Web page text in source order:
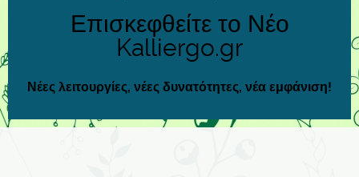
Επισκεφθείτε το Νέο
Kalliergo.gr
Νέες λειτουργίες, νέες δυνατότητες, νέα εμφάνιση!